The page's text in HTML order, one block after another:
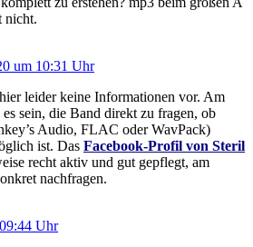
nicht.
um 10:31 Uhr
leider keine Informationen vor. Am
es sein, die Band direkt zu fragen, ob
Audio, FLAC oder WavPack)
ist. Das Facebook-Profil von Steril
recht aktiv und gut gepflegt, am
nachfragen.
Uhr